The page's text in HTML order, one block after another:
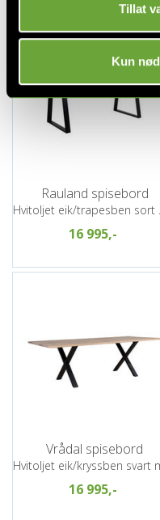
Tillat
Kun
Rauland spisebord
16 995,-
Vrådal spisebord
16 995,-